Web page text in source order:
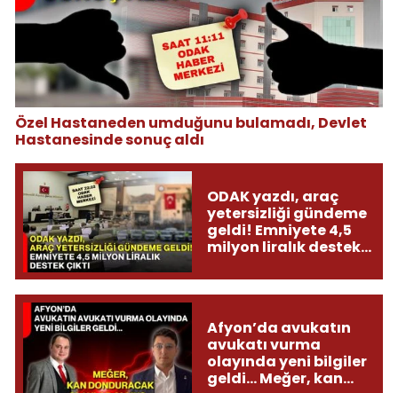
Özel Hastaneden umduğunu bulamadı, Devlet
Hastanesinde sonuç aldı
ODAK yazdı, araç
yetersizliği gündeme
geldi! Emniyete 4,5
milyon liralık destek
Afyon’da avukatın
avukatı vurma
olayında yeni bilgiler
geldi... Meğer, kan